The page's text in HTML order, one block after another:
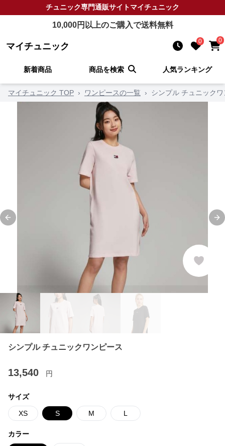
チュニック専門通販サイトマイチュニック
10,000円以上のご購入で送料無料
マイチュニック 0 0
新着商品 商品を検索 人気ランキング
マイチュニック TOP › ワンピースの一覧 › シンプル チュニック
Previous slide
シンプル チュニックワンピース
13,540 円
サイズ
XS S M L
カラー